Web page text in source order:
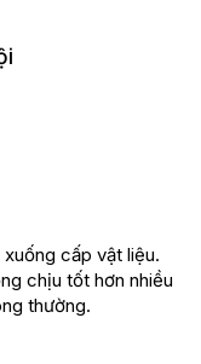
cấp vật liệu.
chịu tốt hơn nhiều
thường.